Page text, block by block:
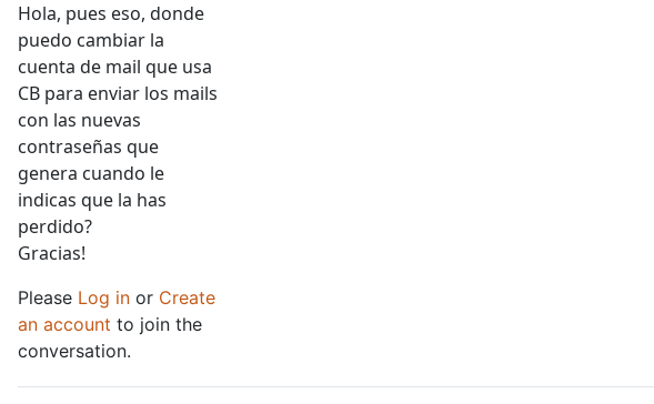
Hola, pues eso, donde
puedo cambiar la
cuenta de mail que usa
CB para enviar los mails
con las nuevas
contraseñas que
genera cuando le
indicas que la has
perdido?
Gracias!
Please Log in or Create
an account to join the
conversation.